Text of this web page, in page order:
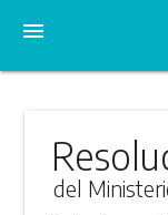
menu
del